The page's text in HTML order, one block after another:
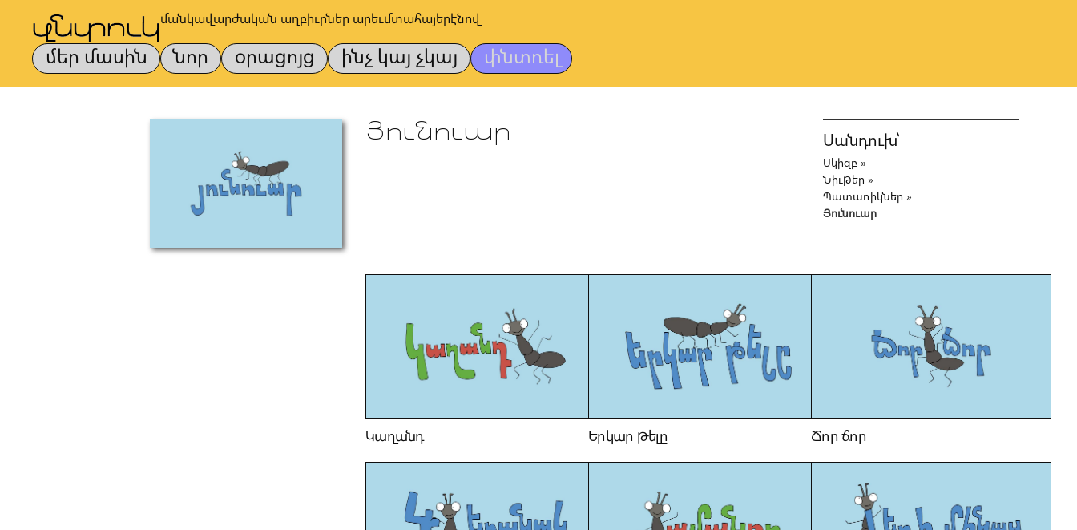
մանկավարժական աղբիւրներ արեւմտահայերէնով
մեր մասին նոր օրացոյց ինչ կայ չկայ փնտռել
Յունուար Սանդուխ՝
Սկիզբ »
Նիւթեր »
Պատառիկներ »
Յունուար
Կաղանդ Երկար թելը Ճոր ճոր